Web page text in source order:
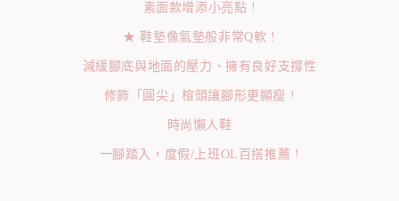
素面款增添小亮點 !
★ 鞋墊像氣墊般非常Q軟 !
減緩腳底與地面的壓力、擁有良好支撐性
修飾「圓尖」楦頭讓腳形更顯瘦 !
時尚懶人鞋
一腳踏入，度假/上班OL百搭推薦 !